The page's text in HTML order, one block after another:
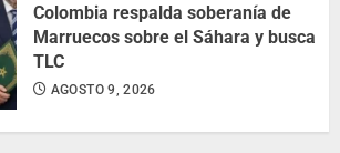
Colombia respalda soberanía de
Marruecos sobre el Sáhara y busca
TLC
AGOSTO 9, 2026